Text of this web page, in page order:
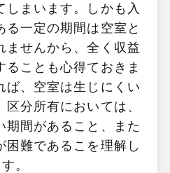
しまいます。しかも入
る一定の期間は空室と
ませんから、全く収益
ることも心得ておきま
ば、空室は生じにくい
分所有においては、
期間があること、また
困難であるこを理解し
。